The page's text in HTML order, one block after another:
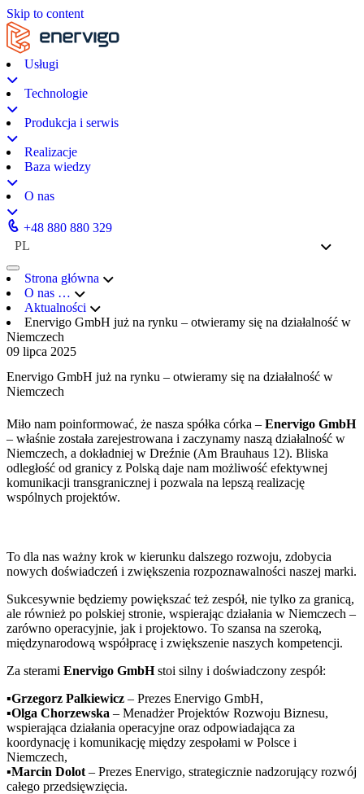
Skip to content
Usługi
Technologie
Produkcja i serwis
Realizacje
Baza wiedzy
O nas
+48 880 880 329
PL
Strona główna
O nas …
Aktualności
Enervigo GmbH już na rynku – otwieramy się na działalność w
Niemczech
09 lipca 2025
Enervigo GmbH już na rynku – otwieramy się na działalność w
Niemczech
Miło nam poinformować, że nasza spółka córka – Enervigo GmbH
– właśnie została zarejestrowana i zaczynamy naszą działalność w
Niemczech, a dokładniej w Dreźnie (Am Brauhaus 12). Bliska
odległość od granicy z Polską daje nam możliwość efektywnej
komunikacji transgranicznej i pozwala na lepszą realizację
wspólnych projektów.
To dla nas ważny krok w kierunku dalszego rozwoju, zdobycia
nowych doświadczeń i zwiększenia rozpoznawalności naszej marki.
Sukcesywnie będziemy powiększać też zespół, nie tylko za granicą,
ale również po polskiej stronie, wspierając działania w Niemczech –
zarówno operacyjnie, jak i projektowo. To szansa na szeroką,
międzynarodową współpracę i zwiększenie naszych kompetencji.
Za sterami Enervigo GmbHstoi silny i doświadczony zespół:
▪️Grzegorz Palkiewicz – Prezes Enervigo GmbH,
▪️Olga Chorzewska – Menadżer Projektów Rozwoju Biznesu,
wspierająca działania operacyjne oraz odpowiadająca za
koordynację i komunikację między zespołami w Polsce i
Niemczech,
▪️Marcin Dolot – Prezes Enervigo, strategicznie nadzorujący rozwój
całego przedsięwzięcia.